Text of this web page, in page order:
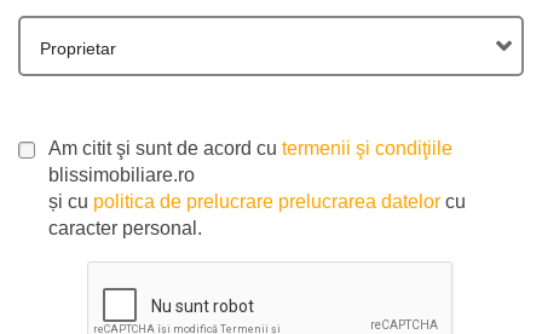
Proprietar
Am citit şi sunt de acord cu termenii şi condiţiile
blissimobiliare.ro
și cu politica de prelucrare prelucrarea datelor cu
caracter personal.